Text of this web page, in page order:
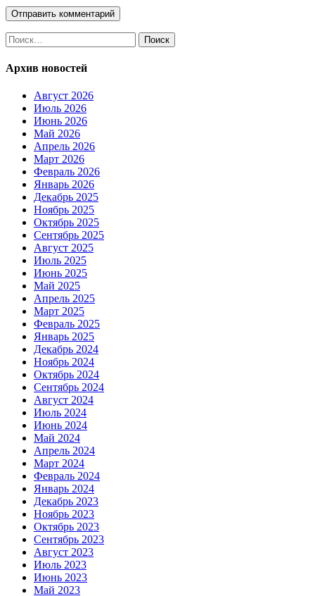
Найти:
Архив новостей
Август 2026
Июль 2026
Июнь 2026
Май 2026
Апрель 2026
Март 2026
Февраль 2026
Январь 2026
Декабрь 2025
Ноябрь 2025
Октябрь 2025
Сентябрь 2025
Август 2025
Июль 2025
Июнь 2025
Май 2025
Апрель 2025
Март 2025
Февраль 2025
Январь 2025
Декабрь 2024
Ноябрь 2024
Октябрь 2024
Сентябрь 2024
Август 2024
Июль 2024
Июнь 2024
Май 2024
Апрель 2024
Март 2024
Февраль 2024
Январь 2024
Декабрь 2023
Ноябрь 2023
Октябрь 2023
Сентябрь 2023
Август 2023
Июль 2023
Июнь 2023
Май 2023